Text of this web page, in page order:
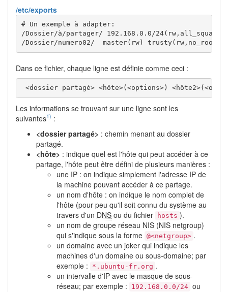
/etc/exports
# Un exemple à adapter:
/Dossier/à/partager/ 192.168.0.0/24( rw,all_squash,
/Dossier/numero02/
  master
( rw) trusty(
Dans ce fichier, chaque ligne est définie comme ceci :
<dossier partagé> <hôte>(<options>)
Les informations se trouvant sur une ligne sont les
suivantes1) :
<dossier partagé> : chemin menant au dossier
partagé.
<hôte> : indique quel est l'hôte qui peut accéder à ce
partage, l'hôte peut être défini de plusieurs manières :
une IP : on indique simplement l'adresse IP de
la machine pouvant accéder à ce partage.
un nom d'hôte : on indique le nom complet de
l'hôte (pour peu qu'il soit connu du système au
travers d'un DNS ou du fichier hosts ).
un nom de groupe réseau NIS (NIS netgroup)
qui s'indique sous la forme @<netgroup> .
un domaine avec un joker qui indique les
machines d'un domaine ou sous-domaine; par
exemple :
*.ubuntu-fr.org .
un intervalle d'IP avec le masque de sous-
réseau; par exemple :
192.168.0.0/24 ou